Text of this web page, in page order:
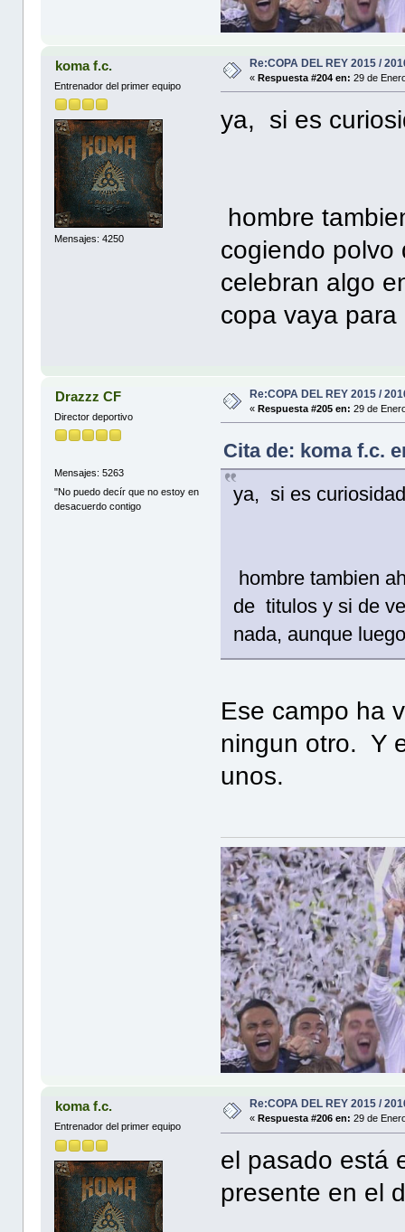
koma f.c.
Entrenador del primer equipo
Mensajes: 4250
Re:COPA DEL REY 2015 /
«Respuesta #204 en: 29 de
ya, si es
hombre
cogiendo
celebran algo
copa vaya para
Drazzz CF
Director deportivo
Mensajes: 5263
"No puedo decír que no estoy en
desacuerdo contigo
Re:COPA DEL REY 2015 /
«Respuesta #205 en: 29 de
Cita de: koma f.c.
ya, si es
hombre tambien
de titulos y si de
nada, aunque
Ese campo ha
ningun otro. Y
unos.
koma f.c.
Entrenador del primer equipo
Re:COPA DEL REY 2015 /
« Respuesta #206 en: 29 de
el pasado está
presente en el